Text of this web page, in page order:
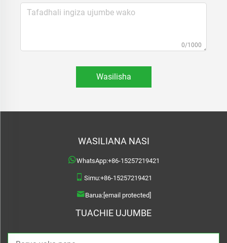
0/1000
Wasilisha
WASILIANA NASI
WhatsApp:+86-15257219421
Simu:+86-15257219421
Barua: [email protected]
TUACHIE UJUMBE